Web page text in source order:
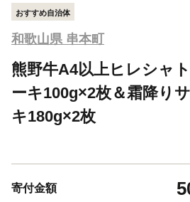
おすすめ自治体
和歌山県 串本町
熊野牛A4以上ヒレシャ
ーキ100g×2枚＆霜降り
キ180g×2枚
寄付金額